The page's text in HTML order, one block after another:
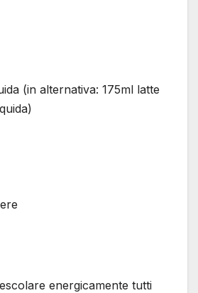
(in alternativa: 175ml latte
energicamente tutti